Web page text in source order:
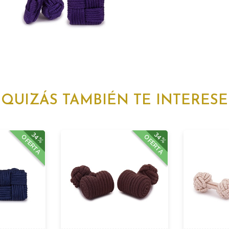
QUIZÁS TAMBIÉN TE INTERESE
34%
OFERTA 34%
OFERTA